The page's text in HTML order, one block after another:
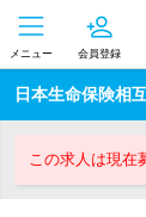
メニュー 会員登録
日本生命保険相
この求人は現在